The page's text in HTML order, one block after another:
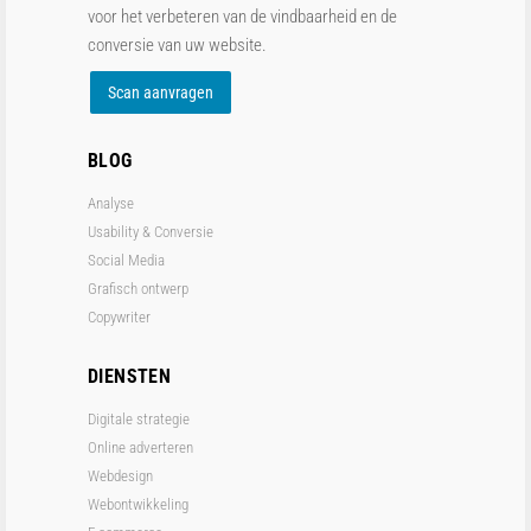
voor het verbeteren van de vindbaarheid en de
conversie van uw website.
Scan aanvragen
BLOG
Analyse
Usability & Conversie
Social Media
Grafisch ontwerp
Copywriter
DIENSTEN
Digitale strategie
Online adverteren
Webdesign
Webontwikkeling